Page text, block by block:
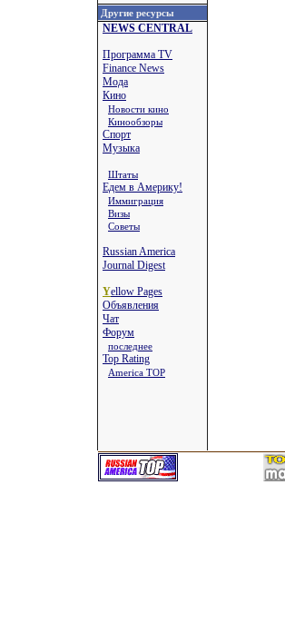
Другие ресурсы
NEWS CENTRAL
Программа TV
Finance News
Мода
Кино
Новости кино
Кинообзоры
Спорт
Музыка
Штаты
Едем в Америку!
Иммиграция
Визы
Советы
Russian America
Journal Digest
Yellow Pages
Объявления
Чат
Форум
последнее
Top Rating
America TOP